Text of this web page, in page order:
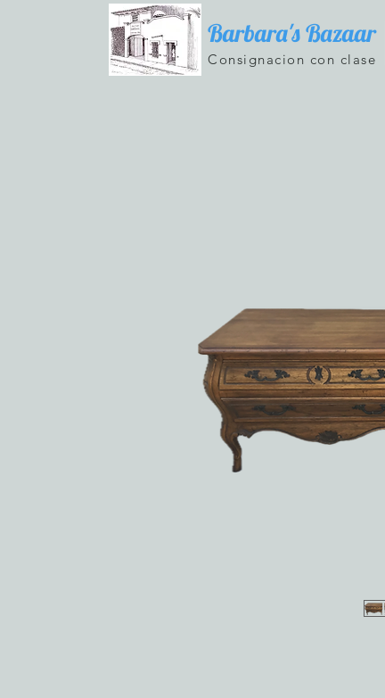
Barbara's Bazaar
Consignacion con clase